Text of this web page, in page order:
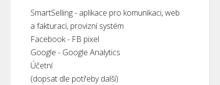
SmartSelling - aplikace pro komunikaci, web
a fakturaci, provizní systém
Facebook - FB pixel
Google - Google Analytics
Účetní
(dopsat dle potřeby další)